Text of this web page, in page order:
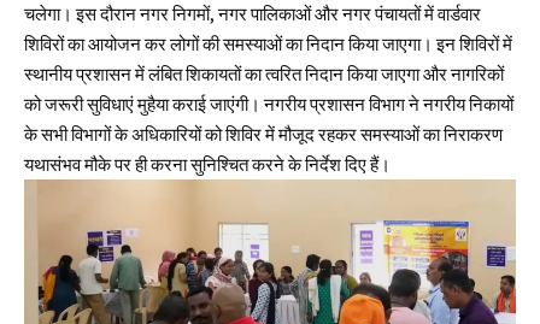
चलेगा। इस दौरान नगर निगमों, नगर पालिकाओं और नगर पंचायतों में वार्डवार
शिविरों का आयोजन कर लोगों की समस्याओं का निदान किया जाएगा। इन शिविरों में
स्थानीय प्रशासन में लंबित शिकायतों का त्वरित निदान किया जाएगा और नागरिकों
को जरूरी सुविधाएं मुहैया कराई जाएंगी। नगरीय प्रशासन विभाग ने नगरीय निकायों
के सभी विभागों के अधिकारियों को शिविर में मौजूद रहकर समस्याओं का निराकरण
यथासंभव मौके पर ही करना सुनिश्चित करने के निर्देश दिए हैं।